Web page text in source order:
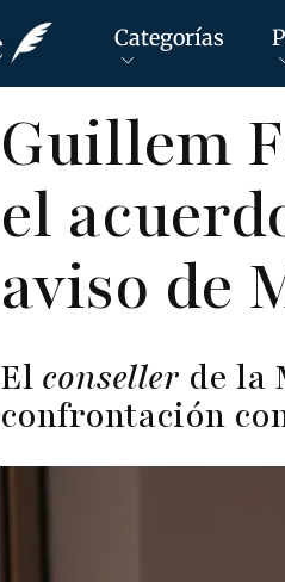
Categorías
Guillem
el
aviso de
El conseller de la
confrontación